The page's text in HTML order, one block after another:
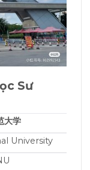
Sư
大学
University